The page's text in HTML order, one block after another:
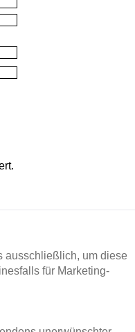
ausschließlich, um diese
für Marketing-